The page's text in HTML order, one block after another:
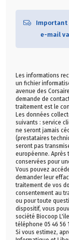
Important
e-mail
Les informations
un fichier
avenue des
demande de
traitement est le
Les données
suivants : service
ne seront jamais
(prestataires
seront pas
européenne. Après
conservées pour
Vous pouvez
demander leur
traitement de vos
consentement au
ou pour toute
dispositif, vous
société Biocoop
téléphone 05 46 56
Si vous estimez,